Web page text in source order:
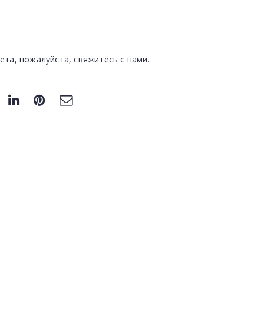
пожалуйста, свяжитесь с нами.